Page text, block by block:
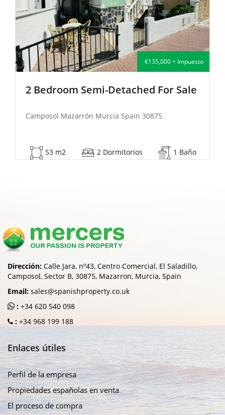
€139,995 + Impuesto
2 Bedroom Semi-Detached For Sale
Camposol Mazarrón Murcia Spain 30875
83 m2 2 Dormitorios 1 Baño
Dirección: Calle Jara, nº43, Centro Comercial, El Saladillo,
Camposol, Sector B, 30875, Mazarron, Murcia, Spain
Email: sales@spanishproperty.co.uk
: +34 620 540 098
: +34 968 199 188
Enlaces útiles
Perfil de la empresa
Propiedades españolas en venta
El proceso de compra